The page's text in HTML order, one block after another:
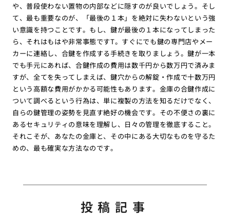
や、普段使わない置物の内部などに隠すのが良いでしょう。そし
て、最も重要なのが、「最後の１本」を絶対に失わないという強
い意識を持つことです。もし、鍵が最後の１本になってしまった
ら、それはもはや非常事態ですT。すぐにでも鍵の専門店やメー
カーに連絡し、合鍵を作成する手続きを取りましょう。鍵が一本
でも手元にあれば、合鍵作成の費用は数千円から数万円で済みま
すが、全てを失ってしまえば、鍵穴からの解錠・作成で十数万円
という高額な費用がかかる可能性もあります。金庫の合鍵作成に
ついて調べるという行為は、単に複製の方法を知るだけでなく、
自らの鍵管理の姿勢を見直す絶好の機会です。その不便さの裏に
あるセキュリティの意味を理解し、日々の管理を徹底すること。
それこそが、あなたの金庫と、その中にある大切なものを守るた
めの、最も確実な方法なのです。
投稿記事